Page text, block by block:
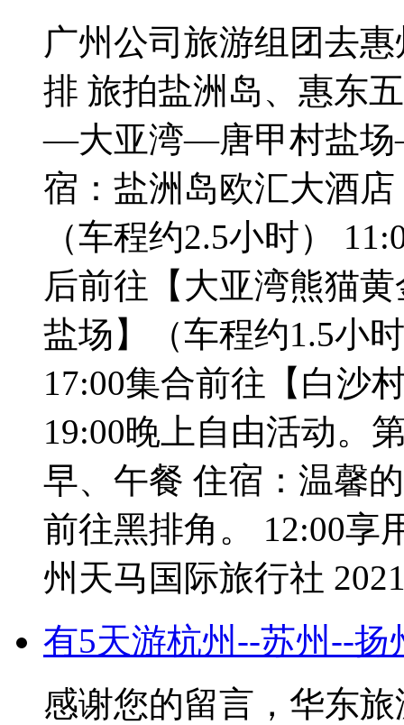
广州公司旅游组团去
排 旅拍盐洲岛、惠东
—大亚湾—唐甲村盐场
宿：盐洲岛欧汇大酒
（车程约2.5小时）
后前往【大亚湾熊猫
盐场】（车程约1.5小
17:00集合前往【白沙
19:00晚上自由活动。
早、午餐 住宿：温馨
前往黑排角。 12:00享
州天马国际旅行社
有5天游杭州--苏州--扬
感谢您的留言，华东